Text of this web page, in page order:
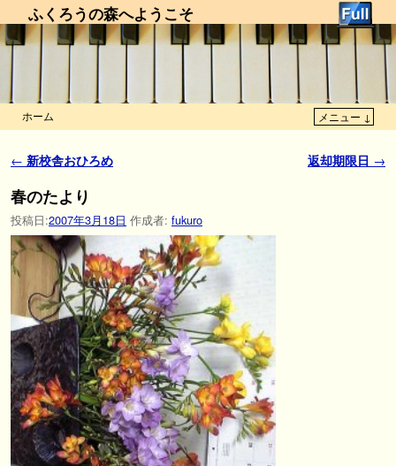
ふくろうの森へようこそ
ホーム メニュー ↓
投稿ナビゲーション
← 新校舎おひろめ 返却期限日 →
春のたより
投稿日:2007年3月18日 作成者: fukuro